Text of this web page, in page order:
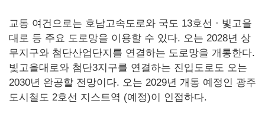
교통 여건으로는 호남고속도로와 국도 13호선 · 빛고을
대로 등 주요 도로망을 이용할 수 있다. 오는 2028년 상
무지구와 첨단산업단지를 연결하는 도로망을 개통한다.
빛고을대로와 첨단3지구를 연결하는 진입도로도 오는
2030년 완공할 전망이다. 오는 2029년 개통 예정인 광주
도시철도 2호선 지스트역 (예정)이 인접하다.